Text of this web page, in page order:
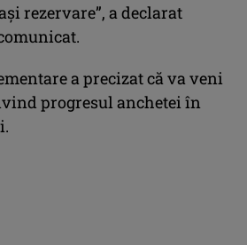
rezervare”, a declarat
a precizat că va veni
progresul anchetei în